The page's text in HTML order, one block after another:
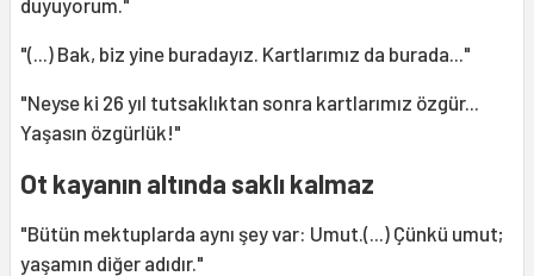
duyuyorum."
"(...) Bak, biz yine buradayız. Kartlarımız da burada..."
"Neyse ki 26 yıl tutsaklıktan sonra kartlarımız özgür...
Yaşasın özgürlük!"
Ot kayanın altında saklı kalmaz
"Bütün mektuplarda aynı şey var: Umut.(...) Çünkü umut;
yaşamın diğer adıdır."